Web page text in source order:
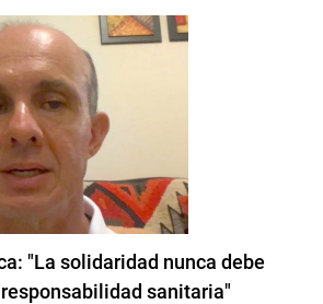
"La solidaridad nunca debe
sanitaria"